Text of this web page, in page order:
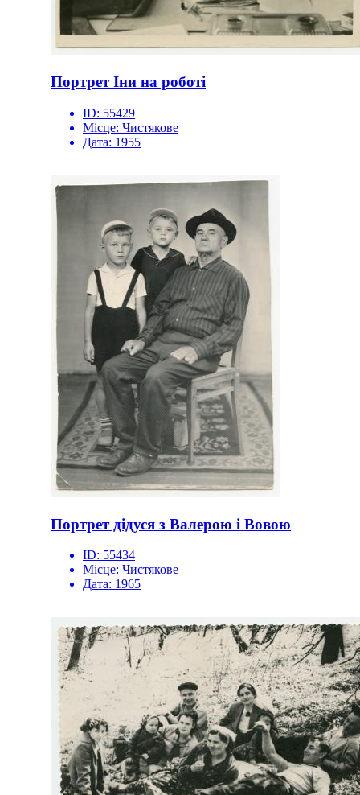
Портрет Іни на роботі
ID: 55429
Місце: Чистякове
Дата: 1955
Портрет дідуся з Валерою і Вовою
ID: 55434
Місце: Чистякове
Дата: 1965